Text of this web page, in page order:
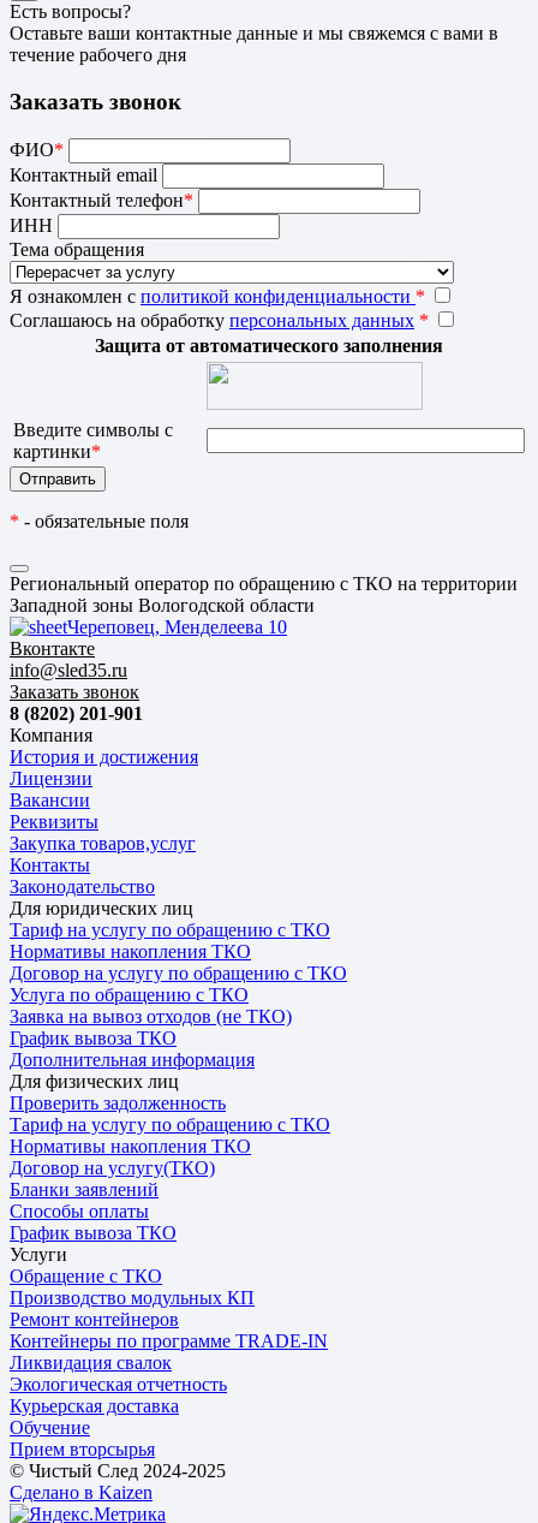
Есть вопросы?
Оставьте ваши контактные данные и мы свяжемся с вами в
течение рабочего дня
Заказать звонок
ФИО*
Контактный email
Контактный телефон*
ИНН
Тема обращения
Я ознакомлен с политикой конфиденциальности *
Соглашаюсь на обработку персональных данных *
Защита от автоматического заполнения
Введите символы с
картинки*
* - обязательные поля
Региональный оператор по обращению с ТКО на территории
Западной зоны Вологодской области
Череповец, Менделеева 10
Вконтакте
info@sled35.ru
Заказать звонок
8 (8202) 201-901
Компания
История и достижения
Лицензии
Вакансии
Реквизиты
Закупка товаров,услуг
Контакты
Законодательство
Для юридических лиц
Тариф на услугу по обращению с ТКО
Нормативы накопления ТКО
Договор на услугу по обращению с ТКО
Услуга по обращению с ТКО
Заявка на вывоз отходов (не ТКО)
График вывоза ТКО
Дополнительная информация
Для физических лиц
Проверить задолженность
Тариф на услугу по обращению с ТКО
Нормативы накопления ТКО
Договор на услугу(ТКО)
Бланки заявлений
Способы оплаты
График вывоза ТКО
Услуги
Обращение с ТКО
Производство модульных КП
Ремонт контейнеров
Контейнеры по программе TRADE-IN
Ликвидация свалок
Экологическая отчетность
Курьерская доставка
Обучение
Прием вторсырья
© Чистый След 2024-2025
Сделано в Kaizen